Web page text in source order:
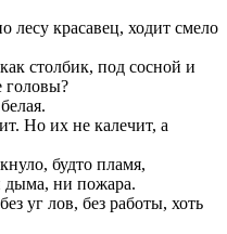
лесу красавец, ходит смело
столбик, под сосной и
головы?
Но их не калечит, а
будто пламя,
дыма, ни пожара.
уг лов, без работы, хоть